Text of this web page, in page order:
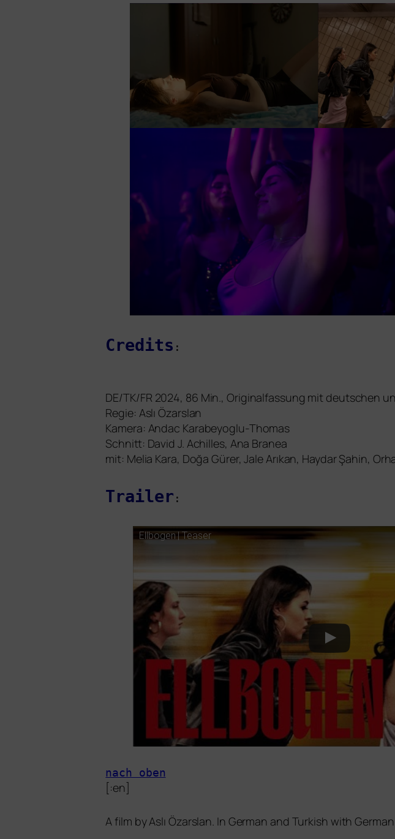
Credits :
DE/TK/FR 2024, 86 Min., Originalfassung mit deut­schen
Regie: Aslı Özarslan
Kamera: Andac Karabeyoglu-Thomas
Schnitt: David J. Achilles, Ana Branea
mit: Melia Kara, Doğa Gürer, Jale Arıkan, Haydar Şahin,
Trailer :
Ellbogen | Teaser
nach oben
[:en]
A film by Aslı Özarslan. In German and Turkish with